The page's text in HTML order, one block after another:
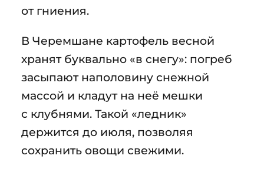
от гниения.
В Черемшане картофель весной
хранят буквально «в снегу»: погреб
засыпают наполовину снежной
массой и кладут на неё мешки
с клубнями. Такой «ледник»
держится до июля, позволяя
сохранить овощи свежими.